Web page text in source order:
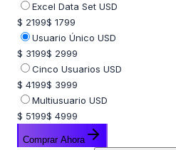
Excel Data Set USD
$ 2199$ 1799
Usuario Único USD
$ 3199$ 2999
Cinco Usuarios USD
$ 4199$ 3999
Multiusuario USD
$ 5199$ 4999
Comprar Ahora